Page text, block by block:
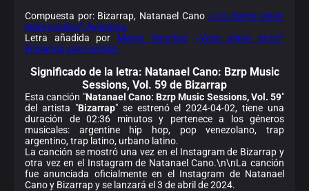
Compuesta por: Bizarrap, Natanael Cano ¿Los datos están
equivocados? Avísanos.
Letra añadida por Mateo Sanchez
¿Viste algún error?
Envíanos una revisión.
Significado de la letra: Natanael Cano: Bzrp Music
Sessions, Vol. 59 de Bizarrap
Esta canción "Natanael Cano: Bzrp Music Sessions, Vol. 59"
del artista "Bizarrap" se estrenó el 2024-04-02, tiene una
duración de 02:36 minutos y pertenece a los géneros
musicales: argentine hip hop, pop venezolano, trap
argentino, trap latino, urbano latino.
La canción se mostró una vez en el Instagram de Bizarrap y
otra vez en el Instagram de Natanael Cano.\n\nLa canción
fue anunciada oficialmente en el Instagram de Natanael
Cano y Bizarrap y se lanzará el 3 de abril de 2024.